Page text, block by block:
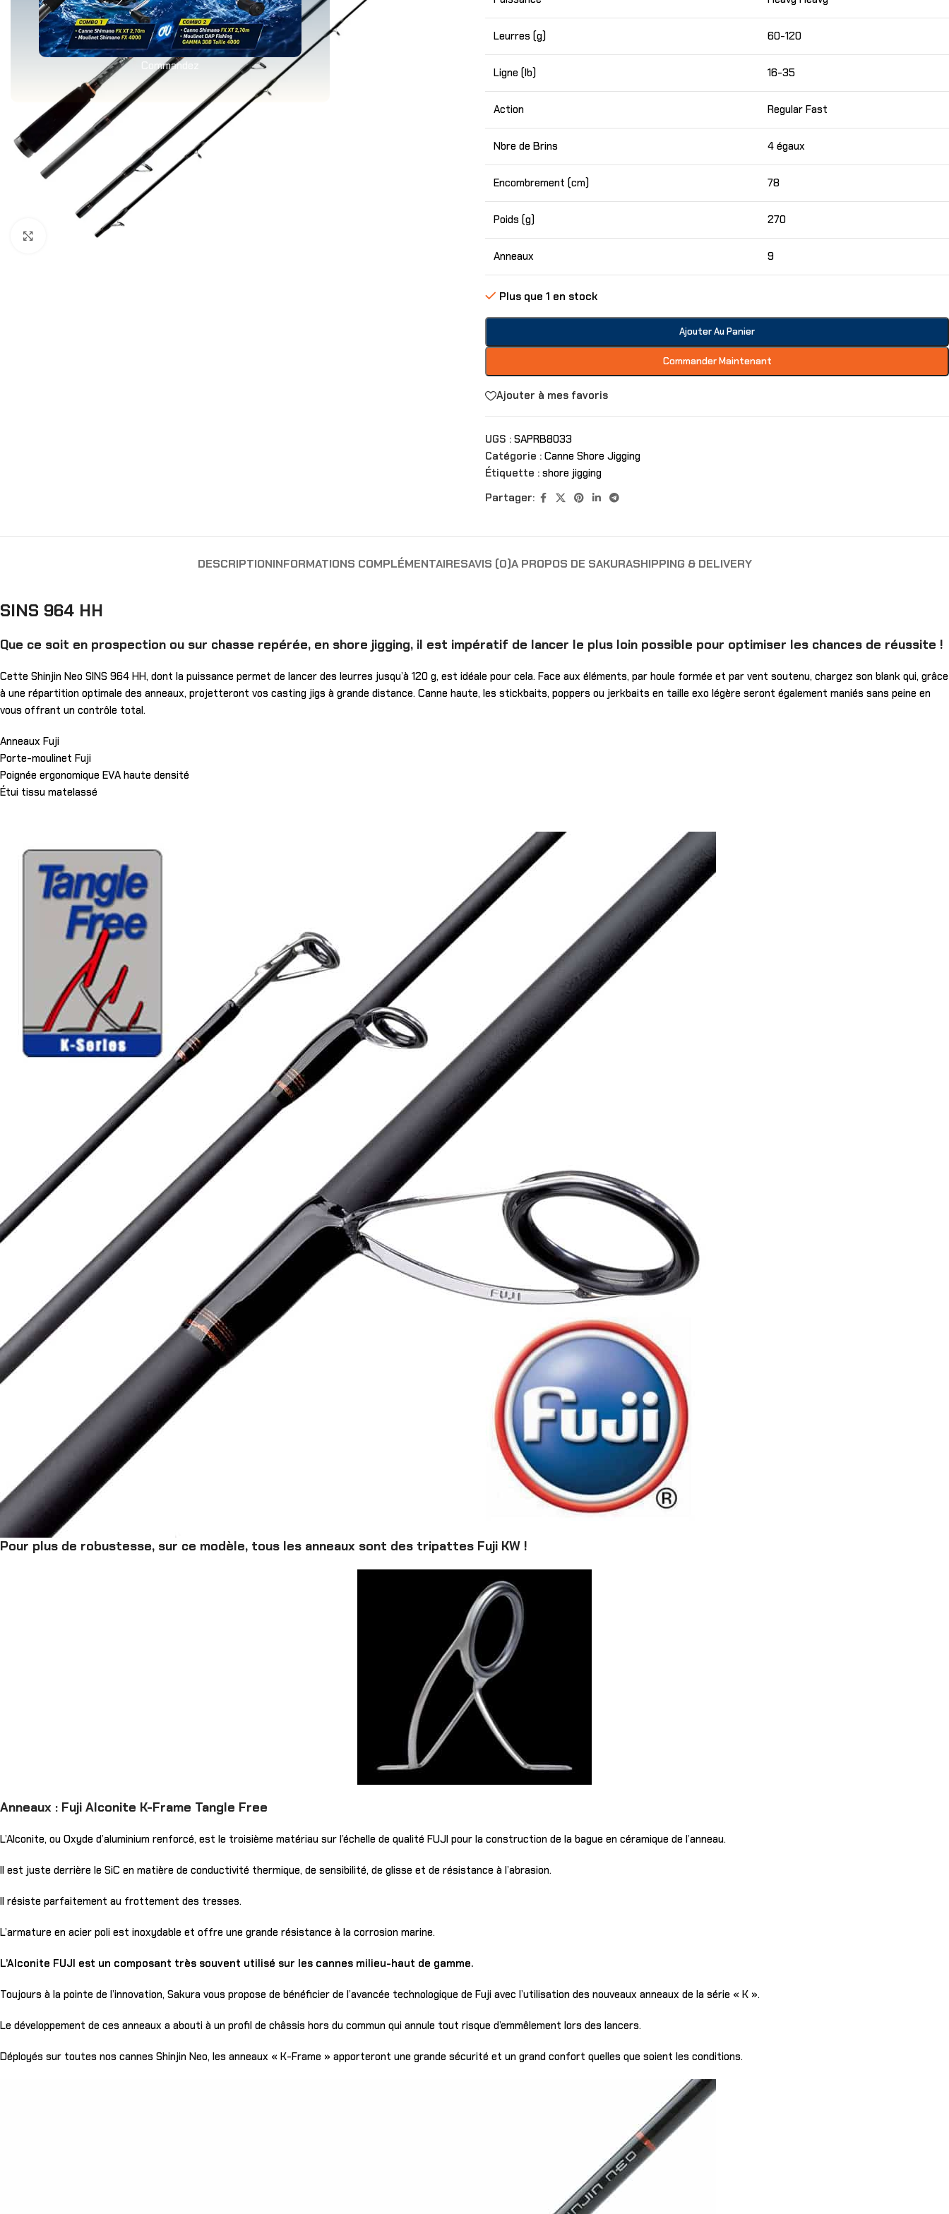
Commandez
Leurres (g) 60-120
Ligne (lb) 16-35
Action Regular Fast
Nbre de Brins 4 égaux
Encombrement (cm) 78
Poids (g) 270
Anneaux 9
Plus que 1 en stock
Ajouter Au Panier
Commander Maintenant
Ajouter à mes favoris
UGS : SAPRB8033
Catégorie : Canne Shore Jigging
Étiquette : shore jigging
Partager:
DESCRIPTIONINFORMATIONS COMPLÉMENTAIRESAVIS (0)A PROPOS DE SAKURASHIPPING & DELIVERY
SINS 964 HH
Que ce soit en prospection ou sur chasse repérée, en shore jigging, il est impératif de lancer le plus loin possible pour optimiser les chances de réussite !
Cette Shinjin Neo SINS 964 HH, dont la puissance permet de lancer des leurres jusqu’à 120 g, est idéale pour cela. Face aux éléments, par houle formée et par vent soutenu, chargez son blank qui, grâce
à une répartition optimale des anneaux, projetteront vos casting jigs à grande distance. Canne haute, les stickbaits, poppers ou jerkbaits en taille exo légère seront également maniés sans peine en
vous offrant un contrôle total.
Anneaux Fuji
Porte-moulinet Fuji
Poignée ergonomique EVA haute densité
Étui tissu matelassé
Pour plus de robustesse, sur ce modèle, tous les anneaux sont des tripattes Fuji KW !
Anneaux : Fuji Alconite K-Frame Tangle Free
L’Alconite, ou Oxyde d’aluminium renforcé, est le troisième matériau sur l’échelle de qualité FUJI pour la construction de la bague en céramique de l’anneau.
Il est juste derrière le SiC en matière de conductivité thermique, de sensibilité, de glisse et de résistance à l’abrasion.
Il résiste parfaitement au frottement des tresses.
L’armature en acier poli est inoxydable et offre une grande résistance à la corrosion marine.
L’Alconite FUJI est un composant très souvent utilisé sur les cannes milieu-haut de gamme.
Toujours à la pointe de l’innovation, Sakura vous propose de bénéficier de l’avancée technologique de Fuji avec l’utilisation des nouveaux anneaux de la série « K ».
Le développement de ces anneaux a abouti à un profil de châssis hors du commun qui annule tout risque d’emmêlement lors des lancers.
Déployés sur toutes nos cannes Shinjin Neo, les anneaux « K-Frame » apporteront une grande sécurité et un grand confort quelles que soient les conditions.